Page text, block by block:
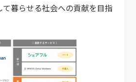
暮らせる社会への貢献を目指